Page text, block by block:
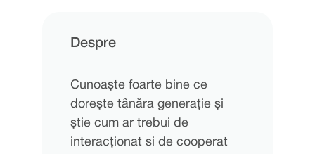
Despre
Cunoaște foarte bine ce
dorește tânăra generație și
știe cum ar trebui de
interacționat si de cooperat